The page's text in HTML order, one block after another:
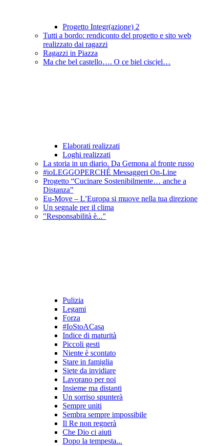
Progetto Integr(azione) 2
Tutti a bordo: rendiconto del progetto e sito web
realizzato dai ragazzi
Ragazzi in Piazza
Ma che bel castello…. O ce biel ciscjel…
Elaborati realizzati
Loghi realizzati
La storia in un diario. Da Gemona al fronte russo
#ioLEGGOPERCHÉ Messaggeri On-Line
Progetto “Cucinare Sostenibilmente… anche a
Distanza”
Eu-Move – L’Europa si muove nella tua direzione
Un segnale per il clima
"Responsabilità è..."
Pulizia
Legami
Forza
#IoStoACasa
Indice di maturità
Piccoli gesti
Niente è scontato
Stare in famiglia
Siete da invidiare
Lavorano per noi
Insieme ma distanti
Un sorriso spunterà
Sempre uniti
Sembra sempre impossibile
Il Re non regnerà
Che Dio ci aiuti
Dopo la tempesta...